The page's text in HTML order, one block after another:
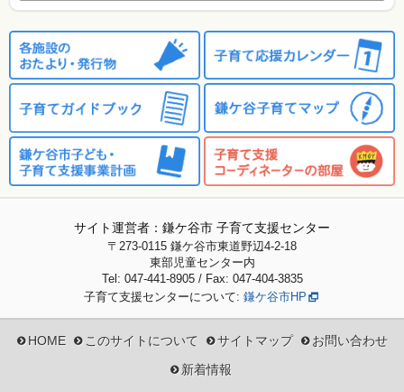
サイト運営者：鎌ケ谷市 子育て支援センター
〒273-0115 鎌ケ谷市東道野辺4-2-18
東部児童センター内
Tel: 047-441-8905 / Fax: 047-404-3835
子育て支援センターについて: 鎌ケ谷市HP
HOME このサイトについて サイトマップ
お問い合わせ
新着情報